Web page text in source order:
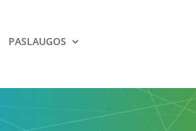
PASLAUGOS